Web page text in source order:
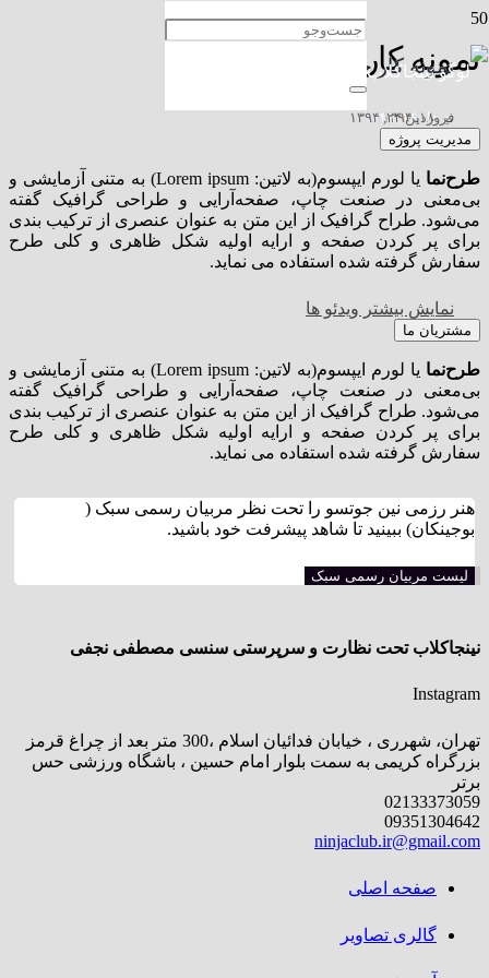
نمونه کار با ویدئو
مدیریت پروژه
طرح‌نما
یا لورم ایپسوم(به لاتین: Lorem ipsum) به متنی آزمایشی و
بی‌معنی در صنعت چاپ، صفحه‌آرایی و طراحی گرافیک گفته
می‌شود. طراح گرافیک از این متن به عنوان عنصری از ترکیب بندی
برای پر کردن صفحه و ارایه اولیه شکل ظاهری و کلی طرح
سفارش گرفته شده استفاده می نماید.
نمایش بیشتر ویدئو ها
مشتریان ما
طرح‌نما
یا لورم ایپسوم(به لاتین: Lorem ipsum) به متنی آزمایشی و
بی‌معنی در صنعت چاپ، صفحه‌آرایی و طراحی گرافیک گفته
می‌شود. طراح گرافیک از این متن به عنوان عنصری از ترکیب بندی
برای پر کردن صفحه و ارایه اولیه شکل ظاهری و کلی طرح
سفارش گرفته شده استفاده می نماید.
نمونه کار با تصویر بزرگ
تیر ۱۸, ۱۳۹۴
نمونه کار خلاقانه با ویدئو
خرداد ۱۱, ۱۳۹۴
نمونه کار با گالری
خرداد ۶, ۱۳۹۴
نمونه کار جذاب با اسلایدر
فروردین ۲۴, ۱۳۹۴
هنر رزمی نین جوتسو را تحت نظر مربیان رسمی سبک (
بوجینکان) ببینید تا شاهد پیشرفت خود باشید.
لیست مربیان رسمی سبک
نینجاکلاب تحت نظارت و سرپرستی سنسی مصطفی نجفی
Instagram
تهران، شهرری ، خیابان فدائیان اسلام ،300 متر بعد از چراغ قرمز
بزرگراه کریمی به سمت بلوار امام حسین ، باشگاه ورزشی حس
برتر
02133373059
09351304642
ninjaclub.ir@gmail.com
صفحه اصلی
گالری تصاویر